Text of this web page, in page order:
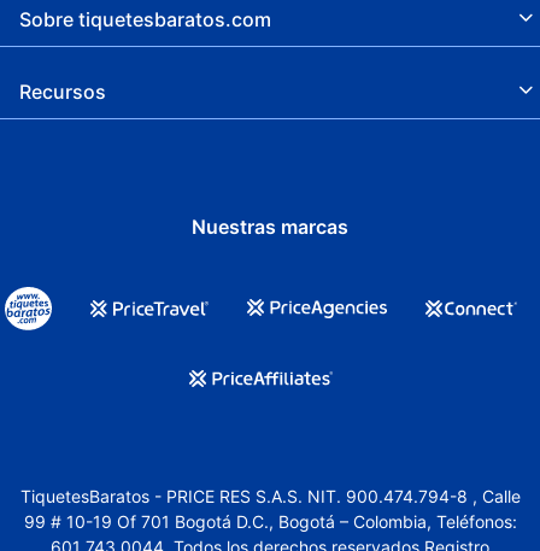
Sobre tiquetesbaratos.com
Recursos
Nuestras marcas
TiquetesBaratos - PRICE RES S.A.S. NIT. 900.474.794-8 , Calle
99 # 10-19 Of 701 Bogotá D.C., Bogotá – Colombia, Teléfonos:
601 743 0044. Todos los derechos reservados.Registro